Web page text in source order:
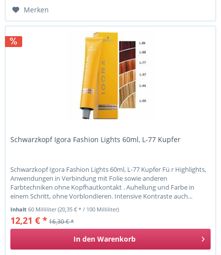
Merken
Schwarzkopf Igora Fashion Lights 60ml, L-77 Kupfer
Schwarzkopf Igora Fashion Lights 60ml, L-77 Kupfer Fü r Highlights,
Anwendungen in Verbindung mit Folie sowie anderen
Farbtechniken ohne Kopfhautkontakt . Auhellung und Farbe in
einem Schritt, ohne Vorblondieren. Intensive Kontraste auch...
Inhalt60 Milliliter(20,35 € * / 100 Milliliter)
12,21 € *16,30 € *
In den Warenkorb